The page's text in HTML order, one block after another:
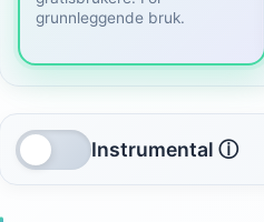
grunnleggende bruk.
Instrumental ⓘ